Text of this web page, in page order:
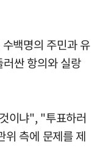
백명의 주민과 유
싼 항의와 실랑
이냐", "투표하러
위 측에 문제를 제